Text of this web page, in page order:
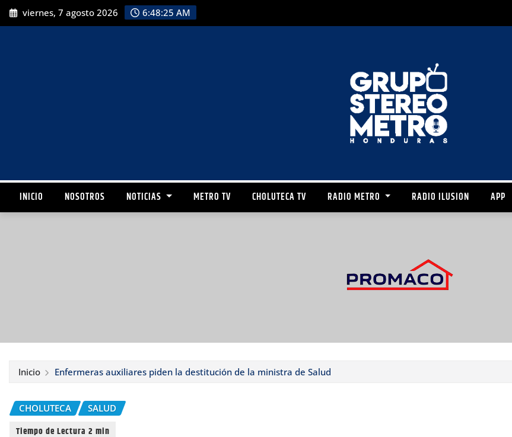
viernes, 7 agosto 2026 6:48:26 AM
INICIO NOSOTROS NOTICIAS METRO TV CHOLUTECA TV RADIO METRO RADIO ILUSION APP
Inicio Enfermeras auxiliares piden la destitución de la ministra de Salud
CHOLUTECA SALUD